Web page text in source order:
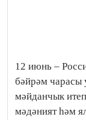
12 июнь –
бәйрәм чарасы
мәйданчык
мәдәният һәм